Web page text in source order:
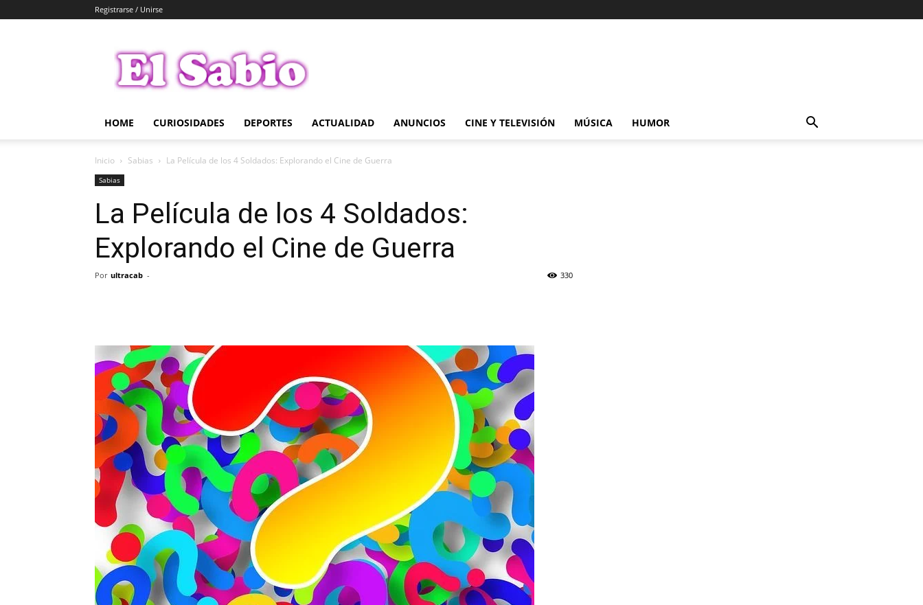
Registrarse / Unirse
Sabio
HOME CURIOSIDADES DEPORTES ACTUALIDAD ANUNCIOS CINE Y TELEVISIÓN MÚSICA HUMOR
Inicio Sabias La Película de los 4 Soldados: Explorando el Cine de Guerra
Sabias
La Película de los 4 Soldados:
Explorando el Cine de Guerra
Por ultracab - 330